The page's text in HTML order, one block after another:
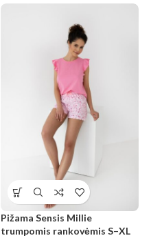
Pižama Sensis Millie
trumpomis rankovėmis S–XL